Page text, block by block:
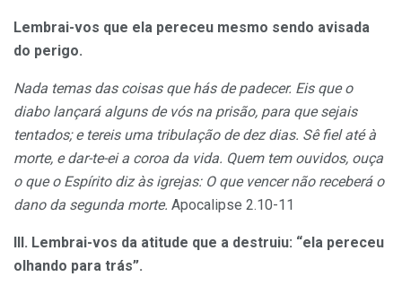
Lembrai-vos que ela pereceu mesmo sendo avisada ​​
do perigo.
Nada temas das coisas que hás de padecer. Eis que o
diabo lançará alguns de vós na prisão, para que sejais
tentados; e tereis uma tribulação de dez dias. Sê fiel até à
morte, e dar-te-ei a coroa da vida. Quem tem ouvidos, ouça
o que o Espírito diz às igrejas: O que vencer não receberá o
dano da segunda morte. Apocalipse 2.10-11
III. Lembrai-vos da atitude que a destruiu: “ela pereceu
olhando para trás”.